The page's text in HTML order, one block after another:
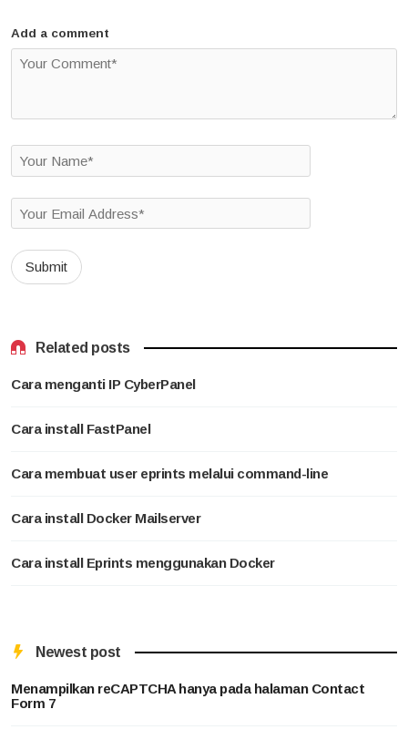
Add a comment
Related posts
Cara menganti IP CyberPanel
Cara install FastPanel
Cara membuat user eprints melalui command-line
Cara install Docker Mailserver
Cara install Eprints menggunakan Docker
Newest post
Menampilkan reCAPTCHA hanya pada halaman Contact
Form 7